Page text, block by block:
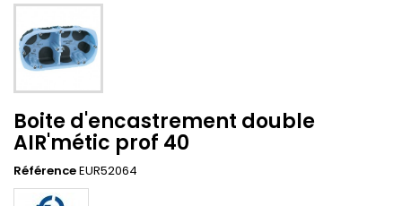
Boite d'encastrement double
AIR'métic prof 40
RéférenceEUR52064